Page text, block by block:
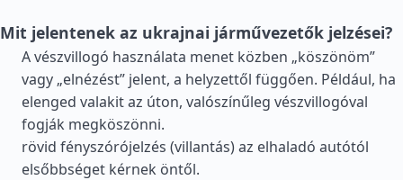
Mit jelentenek az ukrajnai járművezetők jelzései?
A vészvillogó használata menet közben „köszönöm”
vagy „elnézést” jelent, a helyzettől függően. Például, ha
elenged valakit az úton, valószínűleg vészvillogóval
fogják megköszönni.
rövid fényszórójelzés (villantás) az elhaladó autótól
elsőbbséget kérnek öntől.